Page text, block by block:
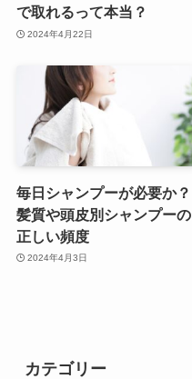
で取れるって本当？
2024年4月22日
毎日シャンプーが必要か？
髪質や頭皮別シャンプーの
正しい頻度
2024年4月3日
カテゴリー